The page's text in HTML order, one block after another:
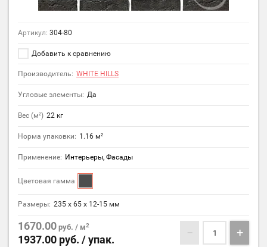
Артикул: 304-80
Добавить к сравнению
Производитель: WHITE HILLS
Угловые элементы: Да
Вес (м²) 22 кг
Норма упаковки: 1.16 м²
Применение: Интерьеры, Фасады
Цветовая гамма
Размеры: 235 x 65 x 12-15 мм
1670.00 руб. / м2
1937.00 руб. / упак. − +